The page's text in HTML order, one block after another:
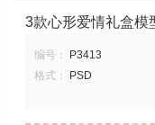
3款心形爱情礼盒模
编号： P3413
格式：
PSD